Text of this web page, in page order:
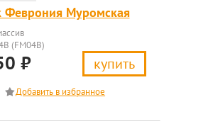
Феврония Муромская
(FM04B)
₽ купить